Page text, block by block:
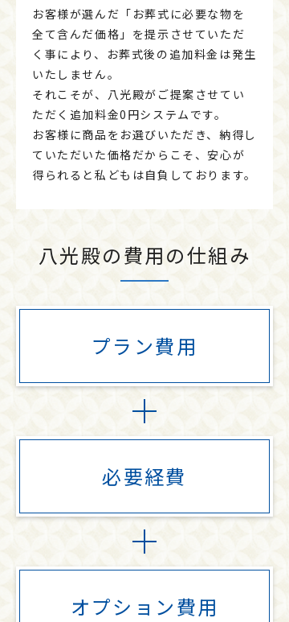
お客様が選んだ「お葬式に必要な物を
全て含んだ価格」を提示させていただ
く事により、お葬式後の追加料金は発生
いたしません。
それこそが、八光殿がご提案させてい
ただく追加料金0円システムです。
お客様に商品をお選びいただき、納得し
ていただいた価格だからこそ、安心が
得られると私どもは自負しております。
八光殿の費用の仕組み
プラン費用
必要経費
オプション費用